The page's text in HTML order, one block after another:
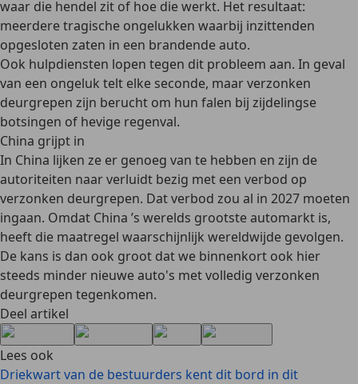
waar die hendel zit of hoe die werkt. Het resultaat:
meerdere tragische ongelukken waarbij inzittenden
opgesloten zaten in een brandende auto.
Ook hulpdiensten lopen tegen dit probleem aan. In geval
van een ongeluk telt elke seconde, maar verzonken
deurgrepen zijn berucht om hun falen bij zijdelingse
botsingen of hevige regenval.
China grijpt in
In China lijken ze er genoeg van te hebben en zijn de
autoriteiten naar verluidt bezig met een verbod op
verzonken deurgrepen. Dat verbod zou al in 2027 moeten
ingaan. Omdat China ’s werelds grootste automarkt is,
heeft die maatregel waarschijnlijk wereldwijde gevolgen.
De kans is dan ook groot dat we binnenkort ook hier
steeds minder nieuwe auto's met volledig verzonken
deurgrepen tegenkomen.
Deel artikel
Lees ook
Driekwart van de bestuurders kent dit bord in dit